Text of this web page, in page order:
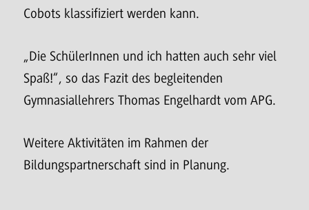
Cobots klassifiziert werden kann.
„Die SchülerInnen und ich hatten auch sehr viel
Spaß!“, so das Fazit des begleitenden
Gymnasiallehrers Thomas Engelhardt vom APG.
Weitere Aktivitäten im Rahmen der
Bildungspartnerschaft sind in Planung.